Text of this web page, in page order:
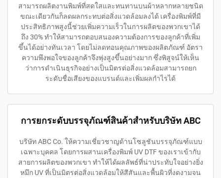
สามารถผลิตงานพิมพ์ที่สดใสและทนทานบนผ้าหลากหลายชนิด
ขณะเดียวกันก็ลดผลกระทบต่อสิ่งแวดล้อมลงได้ เครื่องพิมพ์ที่มี
ประสิทธิภาพสูงนี้ช่วยเพิ่มความเร็วในการผลิตของพวกเขาได้
ถึง 30% ทำให้สามารถตอบสนองความต้องการของลูกค้าที่เพิ่ม
ขึ้นได้อย่างทันเวลา โดยไม่ลดทอนคุณภาพของผลิตภัณฑ์ อัตรา
ความพึงพอใจของลูกค้าจึงพุ่งสูงขึ้นอย่างมาก ซึ่งพิสูจน์ให้เห็น
ว่าการดำเนินธุรกิจอย่างเป็นมิตรต่อสิ่งแวดล้อมสามารถยก
ระดับชื่อเสียงของแบรนด์และเพิ่มผลกำไรได้
การยกระดับบรรจุภัณฑ์สินค้าสำหรับบริษัท ABC
บริษัท ABC Co. ให้ความเชี่ยวชาญด้านโซลูชันบรรจุภัณฑ์แบบ
เฉพาะบุคคล โดยการผสานเครื่องพิมพ์ UV DTF ของเราเข้ากับ
สายการผลิตของพวกเขา ทำให้ได้ผลลัพธ์ที่น่าประทับใจอย่างยิ่ง
หมึก UV ที่เป็นมิตรต่อสิ่งแวดล้อมให้สีสันและพื้นผิวที่งดงามจน